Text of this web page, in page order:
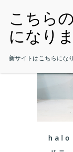
halo
新サイトはこちらになり